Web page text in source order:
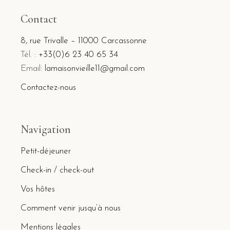
Contact
8, rue Trivalle – 11000 Carcassonne
Tél. : +33(0)6 23 40 65 34
Email: lamaisonvieille11@gmail.com
Contactez-nous
Navigation
Petit-déjeuner
Check-in / check-out
Vos hôtes
Comment venir jusqu’à nous
Mentions légales